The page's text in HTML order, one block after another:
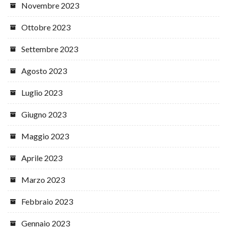
Novembre 2023
Ottobre 2023
Settembre 2023
Agosto 2023
Luglio 2023
Giugno 2023
Maggio 2023
Aprile 2023
Marzo 2023
Febbraio 2023
Gennaio 2023